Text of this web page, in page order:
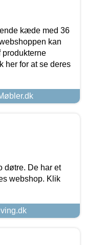
kæde med 36
kan
produkterne
her for at se deres
døtre. De har et
webshop. Klik